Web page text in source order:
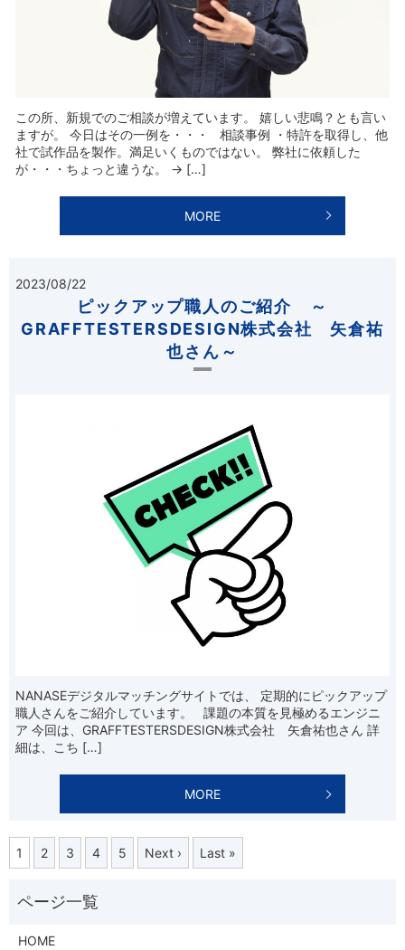
この所、新規でのご相談が増えています。 嬉しい悲鳴？とも言い
ますが。 今日はその一例を・・・ 相談事例 ・特許を取得し、他
社で試作品を製作。満足いくものではない。 弊社に依頼した
が・・・ちょっと違うな。 → […]
MORE
2023/08/22
ピックアップ職人のご紹介 ～
GRAFFTESTERSDESIGN株式会社 矢倉祐
也さん～
NANASEデジタルマッチングサイトでは、 定期的にピックアップ
職人さんをご紹介しています。 課題の本質を見極めるエンジニ
ア 今回は、GRAFFTESTERSDESIGN株式会社 矢倉祐也さん 詳
細は、こち […]
MORE
1 2 3 4 5 Next › Last »
HOME